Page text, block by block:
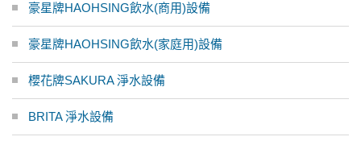
豪星牌HAOHSING飲水(商用)設備
豪星牌HAOHSING飲水(家庭用)設備
櫻花牌SAKURA 淨水設備
BRITA 淨水設備